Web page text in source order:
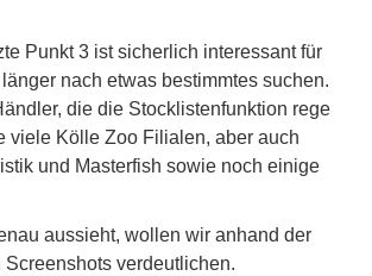
Punkt 3 ist sicherlich interessant für
nach etwas bestimmtes suchen.
die die Stocklistenfunktion rege
viele Kölle Zoo Filialen, aber auch
und Masterfish sowie noch einige
aussieht, wollen wir anhand der
verdeutlichen.